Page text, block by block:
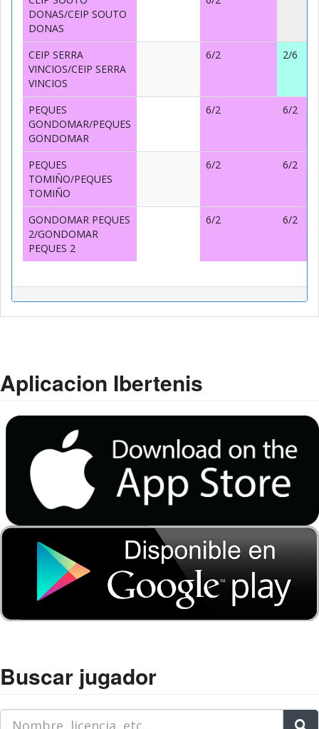
DONAS/CEIP SOUTO
DONAS
CEIP SERRA
VINCIOS/CEIP SERRA
VINCIOS
6/2 2/6
PEQUES
GONDOMAR/PEQUES
GONDOMAR
6/2 6/2
PEQUES
TOMIÑO/PEQUES
TOMIÑO
6/2 6/2
GONDOMAR PEQUES
2/GONDOMAR
PEQUES 2
6/2 6/2
Aplicacion Ibertenis
Buscar jugador